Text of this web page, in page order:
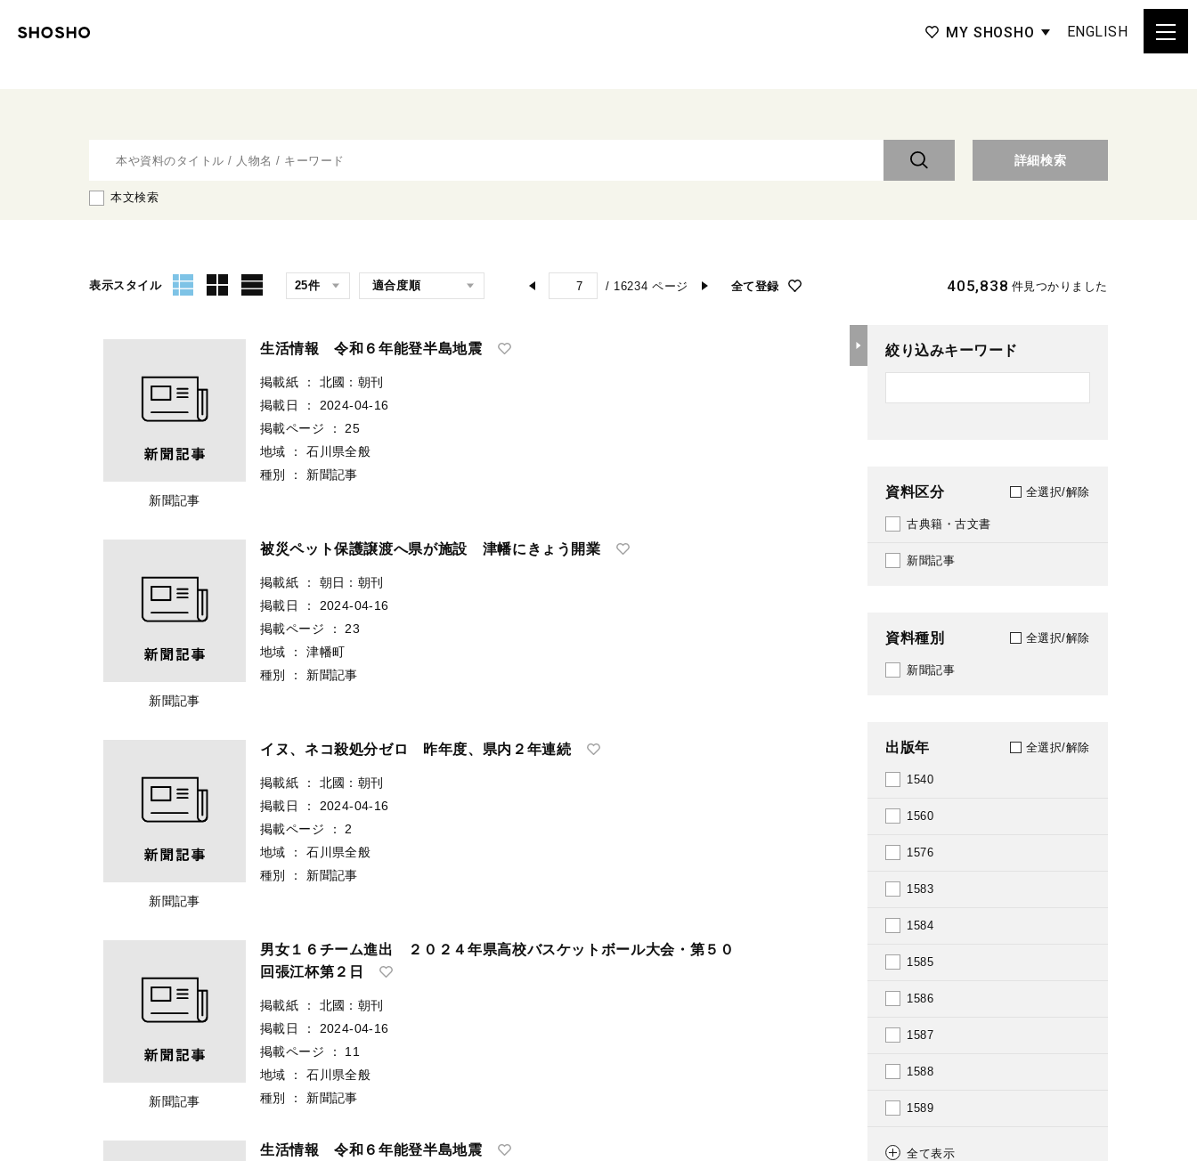
MY SHOSHO ENGLISH
詳細検索
本文検索
表示スタイル / 16234 ページ 全て登録 405,838 件見つかりました
新聞記事
生活情報 令和６年能登半島地震
掲載紙 ：
北國：朝刊
掲載日
：
2024-04-16
掲載ページ
：
25
地域
：
石川県全般
種別
： 新聞記事
新聞記事
被災ペット保護譲渡へ県が施設 津幡にきょう開業
掲載紙 ：
朝日：朝刊
掲載日
：
2024-04-16
掲載ページ
：
23
地域
：
津幡町
種別
： 新聞記事
新聞記事
イヌ、ネコ殺処分ゼロ 昨年度、県内２年連続
掲載紙 ：
北國：朝刊
掲載日
：
2024-04-16
掲載ページ
：
2
地域
：
石川県全般
種別
： 新聞記事
新聞記事
男女１６チーム進出 ２０２４年県高校バスケットボール大会・第５０
回張江杯第２日
掲載紙 ：
北國：朝刊
掲載日
：
2024-04-16
掲載ページ
：
11
地域
：
石川県全般
種別
： 新聞記事
生活情報 令和６年能登半島地震
絞り込みキーワード
資料区分 全選択/解除
古典籍・古文書
新聞記事
資料種別 全選択/解除
新聞記事
出版年 全選択/解除
1540
1560
1576
1583
1584
1585
1586
1587
1588
1589
1590
全て表示